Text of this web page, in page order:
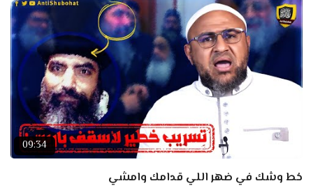
09:34
حُط وشك في ضهر اللي قدامك وامشي